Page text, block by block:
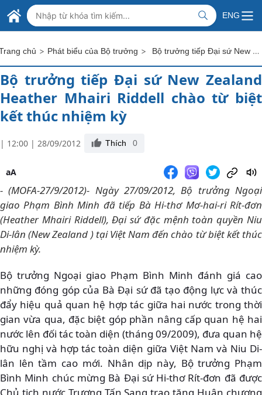
Skip to Main Content
BỘ NGOẠI GIAO VIỆT NAM
MINISTRY OF FOREIGN AFFAIRS
ENG
chủ > Phát biểu của Bộ trưởng > Bộ trưởng tiếp Đại sứ New Zealand Heather Mhairi Riddell chào từ biệt kết thúc nhiệm kỳ
Bộ trưởng tiếp Đại sứ New Zealand
Heather Mhairi Riddell chào từ biệt
kết thúc nhiệm kỳ
| 12:00 | 28/09/2012 Thích 0
aA
- (MOFA-27/9/2012)- Ngày 27/09/2012, Bộ trưởng Ngoại
giao Phạm Bình Minh đã tiếp Bà Hi-thơ Mơ-hai-ri Rít-đơn
(Heather Mhairi Riddell), Đại sứ đặc mệnh toàn quyền Niu
Di-lân (New Zealand ) tại Việt Nam đến chào từ biệt kết thúc
nhiệm kỳ.
Bộ trưởng Ngoại giao Phạm Bình Minh đánh giá cao
những đóng góp của Bà Đại sứ đã tạo động lực và thúc
đẩy hiệu quả quan hệ hợp tác giữa hai nước trong thời
gian vừa qua, đặc biệt góp phần nâng cấp quan hệ hai
nước lên đối tác toàn diện (tháng 09/2009), đưa quan hệ
hữu nghị và hợp tác toàn diện giữa Việt Nam và Niu Di-
lân lên tầm cao mới. Nhân dịp này, Bộ trưởng Phạm
Bình Minh chúc mừng Bà Đại sứ Hi-thơ Rít-đơn đã được
Chủ tịch nước Trương Tấn Sang trao tặng Huân chương